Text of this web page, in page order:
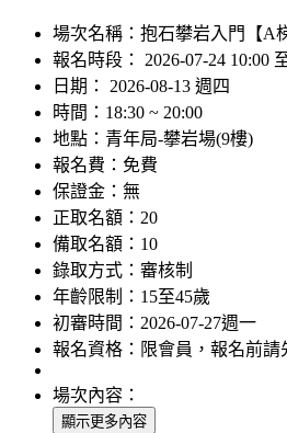
場次名稱： 抱石攀岩入門【A
報名時段：
2026-07-24 10:00
日期：
2026-08-13 週四
時間： 18:30 ~ 20:00
地點： 青年局-攀岩場(9樓)
報名費： 免費
保證金： 無
正取名額： 20
備取名額： 10
錄取方式： 審核制
年齡限制： 15至45歲
初審時間： 2026-07-27週一
報名資格： 限會員，報名前
場次內容：